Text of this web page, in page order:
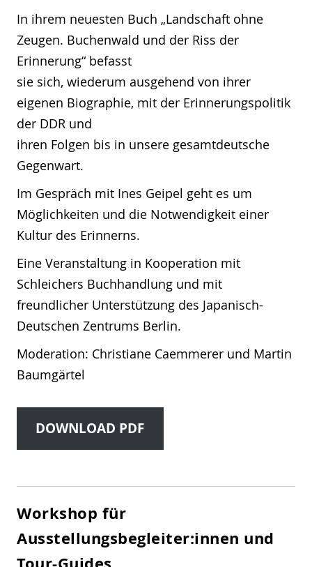
In ihrem neuesten Buch „Landschaft ohne
Zeugen. Buchenwald und der Riss der
Erinnerung“ befasst
sie sich, wiederum ausgehend von ihrer
eigenen Biographie, mit der Erinnerungspolitik
der DDR und
ihren Folgen bis in unsere gesamtdeutsche
Gegenwart.
Im Gespräch mit Ines Geipel geht es um
Möglichkeiten und die Notwendigkeit einer
Kultur des Erinnerns.
Eine Veranstaltung in Kooperation mit
Schleichers Buchhandlung und mit
freundlicher Unterstützung des Japanisch-
Deutschen Zentrums Berlin.
Moderation: Christiane Caemmerer und Martin
Baumgärtel
DOWNLOAD PDF
Workshop für
Ausstellungsbegleiter:innen und